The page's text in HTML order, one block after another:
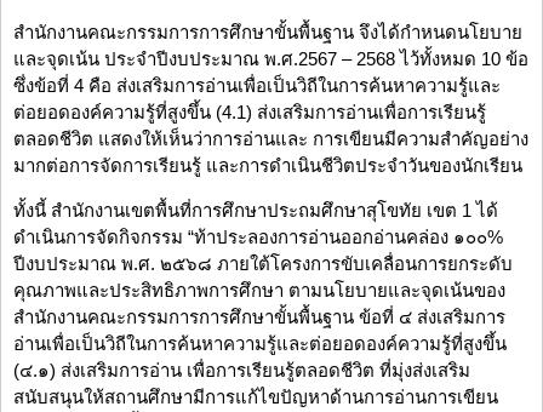
สำนักงานคณะกรรมการการศึกษาขั้นพื้นฐาน จึงได้กำหนดนโยบาย
และจุดเน้น ประจำปีงบประมาณ พ.ศ.2567 – 2568 ไว้ทั้งหมด 10 ข้อ
ซึ่งข้อที่ 4 คือ ส่งเสริมการอ่านเพื่อเป็นวิถีในการค้นหาความรู้และ
ต่อยอดองค์ความรู้ที่สูงขึ้น (4.1) ส่งเสริมการอ่านเพื่อการเรียนรู้
ตลอดชีวิต แสดงให้เห็นว่าการอ่านและ การเขียนมีความสำคัญอย่าง
มากต่อการจัดการเรียนรู้ และการดำเนินชีวิตประจำวันของนักเรียน
ทั้งนี้ สำนักงานเขตพื้นที่การศึกษาประถมศึกษาสุโขทัย เขต 1 ได้
ดำเนินการจัดกิจกรรม “ท้าประลองการอ่านออกอ่านคล่อง ๑๐๐%
ปีงบประมาณ พ.ศ. ๒๕๖๘ ภายใต้โครงการขับเคลื่อนการยกระดับ
คุณภาพและประสิทธิภาพการศึกษา ตามนโยบายและจุดเน้นของ
สำนักงานคณะกรรมการการศึกษาขั้นพื้นฐาน ข้อที่ ๔ ส่งเสริมการ
อ่านเพื่อเป็นวิถีในการค้นหาความรู้และต่อยอดองค์ความรู้ที่สูงขึ้น
(๔.๑) ส่งเสริมการอ่าน เพื่อการเรียนรู้ตลอดชีวิต ที่มุ่งส่งเสริม
สนับสนุนให้สถานศึกษามีการแก้ไขปัญหาด้านการอ่านการเขียน